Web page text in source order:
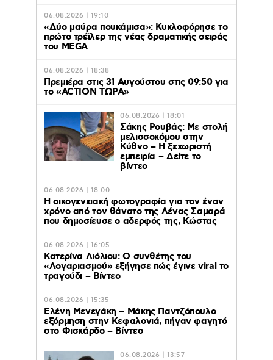
06.08.2026 | 19:10
«Δύο μαύρα πουκάμισα»: Κυκλοφόρησε το
πρώτο τρέϊλερ της νέας δραματικής σειράς
του MEGA
06.08.2026 | 18:38
Πρεμιέρα στις 31 Αυγούστου στις 09:50 για
το «ACTION ΤΩΡΑ»
06.08.2026 | 18:01
Σάκης Ρουβάς: Με στολή
μελισσοκόμου στην
Κύθνο – Η ξεχωριστή
εμπειρία – Δείτε το
βίντεο
06.08.2026 | 18:00
Η οικογενειακή φωτογραφία για τον έναν
χρόνο από τον θάνατο της Λένας Σαμαρά
που δημοσίευσε ο αδερφός της, Κώστας
06.08.2026 | 16:05
Κατερίνα Λιόλιου: Ο συνθέτης του
«Λογαριασμού» εξήγησε πώς έγινε viral το
τραγούδι – Βίντεο
06.08.2026 | 15:35
Ελένη Μενεγάκη – Μάκης Παντζόπουλο
εξόρμηση στην Κεφαλονιά, πήγαν φαγητό
στο Φισκάρδο – Βίντεο
06.08.2026 | 13:57